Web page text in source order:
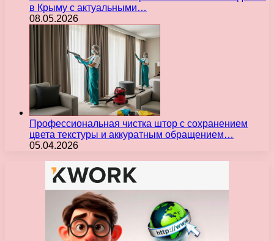
в Крыму с актуальными…
08.05.2026
Профессиональная чистка штор с сохранением
цвета текстуры и аккуратным обращением…
05.04.2026